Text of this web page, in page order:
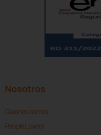
Nosotros
Quiénes somos
People Lovers